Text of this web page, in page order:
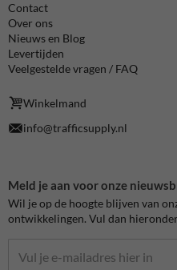
Contact
Over ons
Nieuws en Blog
Levertijden
Veelgestelde vragen / FAQ
Winkelmand
info@trafficsupply.nl
Meld je aan voor onze
Wil je op de hoogte blijven van
ontwikkelingen. Vul dan